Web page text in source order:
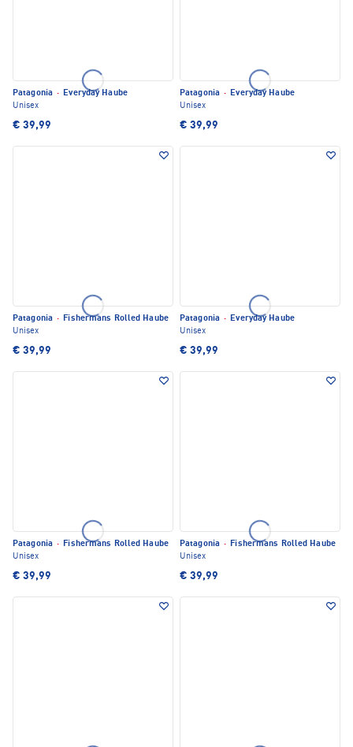
Patagonia · Everyday Haube
Unisex
€ 39,99
Patagonia · Everyday Haube
Unisex
€ 39,99
Patagonia · Fishermans Rolled Haube
Unisex
€ 39,99
Patagonia · Everyday Haube
Unisex
€ 39,99
Patagonia · Fishermans Rolled Haube
Unisex
€ 39,99
Patagonia · Fishermans Rolled Haube
Unisex
€ 39,99